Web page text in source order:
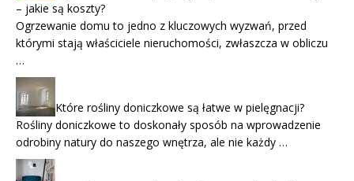
– jakie są koszty?
Ogrzewanie domu to jedno z kluczowych wyzwań, przed
którymi stają właściciele nieruchomości, zwłaszcza w obliczu
…
Które rośliny doniczkowe są łatwe w pielęgnacji?
Rośliny doniczkowe to doskonały sposób na wprowadzenie
odrobiny natury do naszego wnętrza, ale nie każdy …